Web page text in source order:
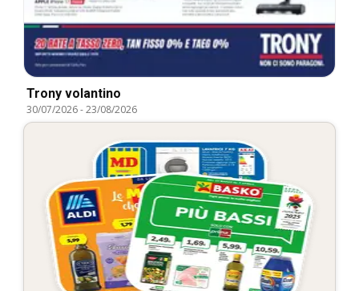
Trony volantino
30/07/2026-23/08/2026